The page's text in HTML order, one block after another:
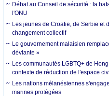
Débat au Conseil de sécurité : la
l'ONU
Les jeunes de Croatie, de Serbie et
changement collectif
Le gouvernement malaisien
déviante »
Les communautés LGBTQ+ de
contexte de réduction de l'espace
Les nations mélanésiennes
marines protégées